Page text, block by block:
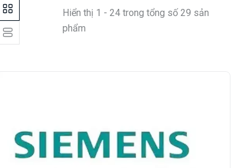
Hiển thị 1 - 24 trong tổng số 29 sản
phẩm